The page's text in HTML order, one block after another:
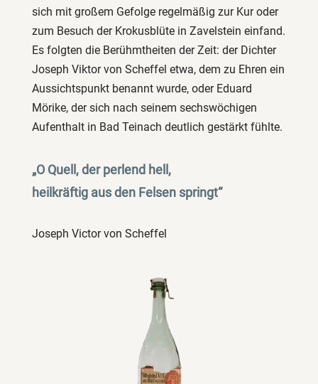
sich mit großem Gefolge regelmäßig zur Kur oder
zum Besuch der Krokusblüte in Zavelstein einfand.
Es folgten die Berühmtheiten der Zeit: der Dichter
Joseph Viktor von Scheffel etwa, dem zu Ehren ein
Aussichtspunkt benannt wurde, oder Eduard
Mörike, der sich nach seinem sechswöchigen
Aufenthalt in Bad Teinach deutlich gestärkt fühlte.
„O Quell, der perlend hell,
heilkräftig aus den Felsen springt“
Joseph Victor von Scheffel